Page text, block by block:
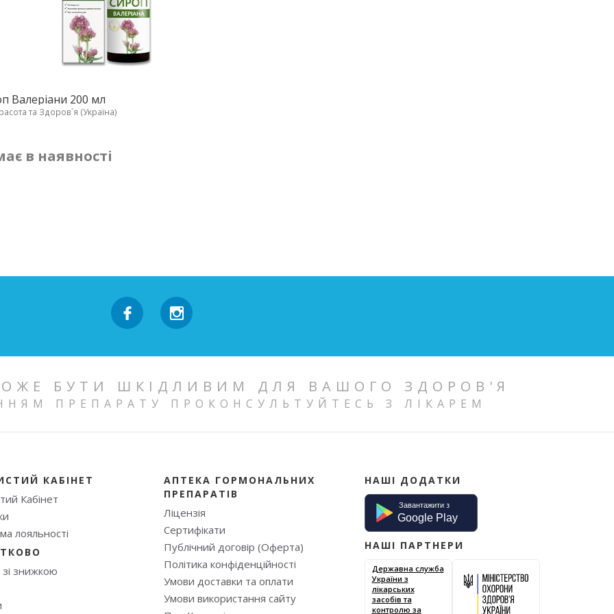
Валеріани 200 мл
та Здоров`я (Україна)
в наявності
БУТИ ШКІДЛИВИМ ДЛЯ ВАШОГО ЗДОРОВ'Я
ПРЕПАРАТУ ПРОКОНСУЛЬТУЙТЕСЬ З ЛІКАРЕМ
КАБІНЕТ
Кабінет
лояльності
знижкою
АПТЕКА ГОРМОНАЛЬНИХ
ПРЕПАРАТІВ
Ліцензія
Сертифікати
Публічний договір (Оферта)
Полiтика конфiденцiйностi
Умови доставки та оплати
Умови використання сайту
НАШІ ДОДАТКИ
НАШІ ПАРТНЕРИ
Державна служба
України з
лікарських
засобів та
контролю за